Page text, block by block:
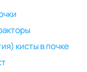
кисты в почке